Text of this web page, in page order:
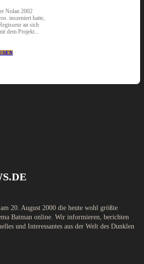
Nolan 2002
inszeniert hatte,
an sich
dem Projekt...
20. August 2000 die heute wohl größte
Batman online. Wir informieren, berichten
und Interessantes aus der Welt des Dunklen